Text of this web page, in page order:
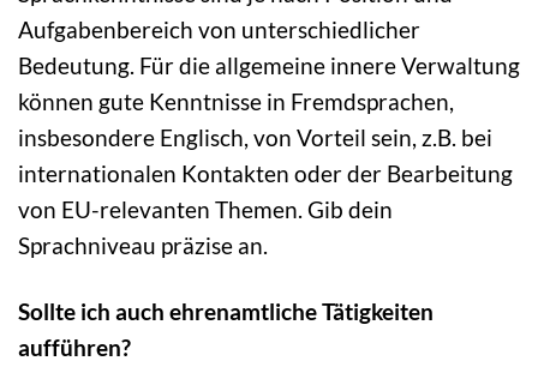
Aufgabenbereich von unterschiedlicher
Bedeutung. Für die allgemeine innere Verwaltung
können gute Kenntnisse in Fremdsprachen,
insbesondere Englisch, von Vorteil sein, z.B. bei
internationalen Kontakten oder der Bearbeitung
von EU-relevanten Themen. Gib dein
Sprachniveau präzise an.
Sollte ich auch ehrenamtliche Tätigkeiten
aufführen?